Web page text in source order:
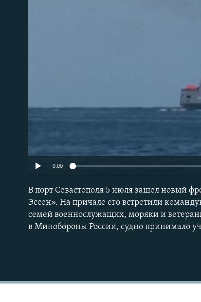
0:00
В порт Севастополя 5 июля зашел новый
Эссен». На причале его встретили
семей военнослужащих, моряки и
в Минобороны России, судно принимало